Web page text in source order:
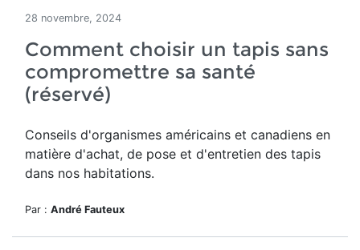
28 novembre, 2024
Comment choisir un tapis sans
compromettre sa santé
(réservé)
Conseils d'organismes américains et canadiens en
matière d'achat, de pose et d'entretien des tapis
dans nos habitations.
Par : André Fauteux